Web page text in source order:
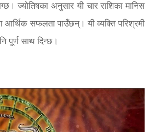
ज्योतिषका अनुसार यी चार राशिका मानिस
सफलता पाउँछन्। यी व्यक्ति परिश्रमी
पूर्ण साथ दिन्छ।